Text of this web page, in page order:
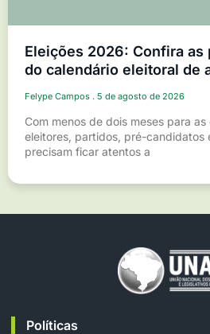
Eleições 2026: Confira as
do calendário eleitoral de
Felype Campos 5 de agosto de 2026
Com menos de dois meses para
eleitores, partidos, pré-candidatos
precisam ficar atentos a
Políticas